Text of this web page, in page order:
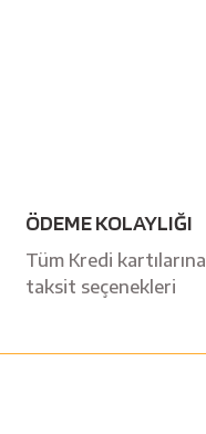
ÖDEME KOLAYLIĞI
Tüm Kredi kartılarına
taksit seçenekleri